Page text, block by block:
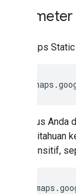
URL Maps
https://
Jika situs Anda
pemberitahuan
yang sensitif,
//